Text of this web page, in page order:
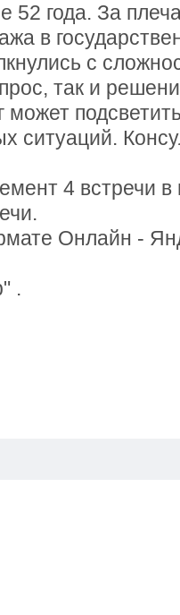
52 года. За
в
с
так и
может
ситуаций.
4 встречи
Онлайн -
.